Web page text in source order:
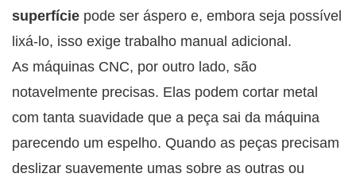
superfície pode ser áspero e, embora seja possível
lixá-lo, isso exige trabalho manual adicional.
As máquinas CNC, por outro lado, são
notavelmente precisas. Elas podem cortar metal
com tanta suavidade que a peça sai da máquina
parecendo um espelho. Quando as peças precisam
deslizar suavemente umas sobre as outras ou